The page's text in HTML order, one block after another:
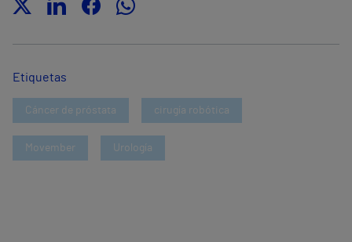
Etiquetas
Cáncer de próstata cirugía robótica
Movember Urología